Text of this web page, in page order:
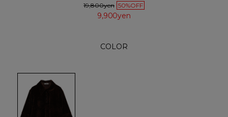
19,800yen 50%OFF
9,900yen
COLOR